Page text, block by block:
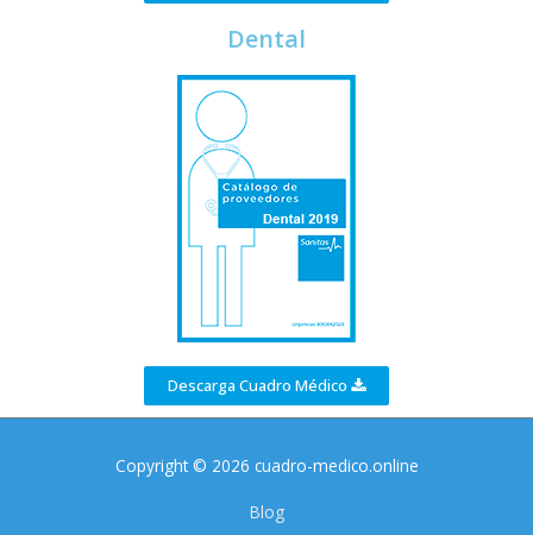
Dental
Descarga Cuadro Médico
Copyright © 2026 cuadro-medico.online
Blog